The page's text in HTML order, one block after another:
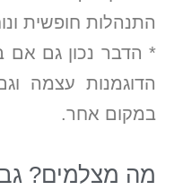
התנהלות חופשית
* הדבר נכון גם אם
הדוגמנות עצמה
במקום אחר.
מה מצלמים?